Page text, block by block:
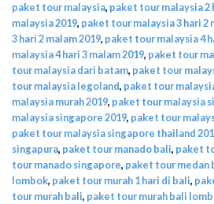
paket tour malaysia, paket tour malaysia 2
malaysia 2019, paket tour malaysia 3 hari 2
3 hari 2 malam 2019, paket tour malaysia 4
malaysia 4 hari 3 malam 2019, paket tour
tour malaysia dari batam, paket tour
tour malaysia legoland, paket tour
malaysia murah 2019, paket tour malaysia
malaysia singapore 2019, paket tour
paket tour malaysia singapore thailand
singapura, paket tour manado bali, paket
tour manado singapore, paket tour medan
lombok, paket tour murah 1 hari di bali,
tour murah bali, paket tour murah bali